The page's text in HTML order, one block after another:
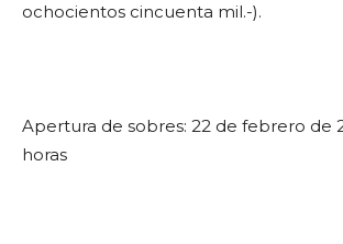
ochocientos cincuenta mil.-).
Apertura de sobres: 22 de febrero de
horas